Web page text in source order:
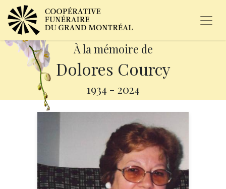
À la mémoire de
Dolores Courcy
1934 - 2024